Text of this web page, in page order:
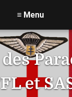
et
≡ Menu